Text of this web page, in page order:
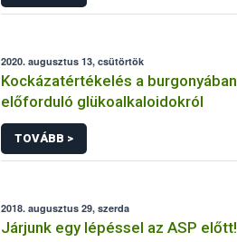
2020. augusztus 13, csütörtök
Kockázatértékelés a burgonyában
előforduló glükoalkaloidokról
TOVÁBB >
2018. augusztus 29, szerda
Járjunk egy lépéssel az ASP előtt!